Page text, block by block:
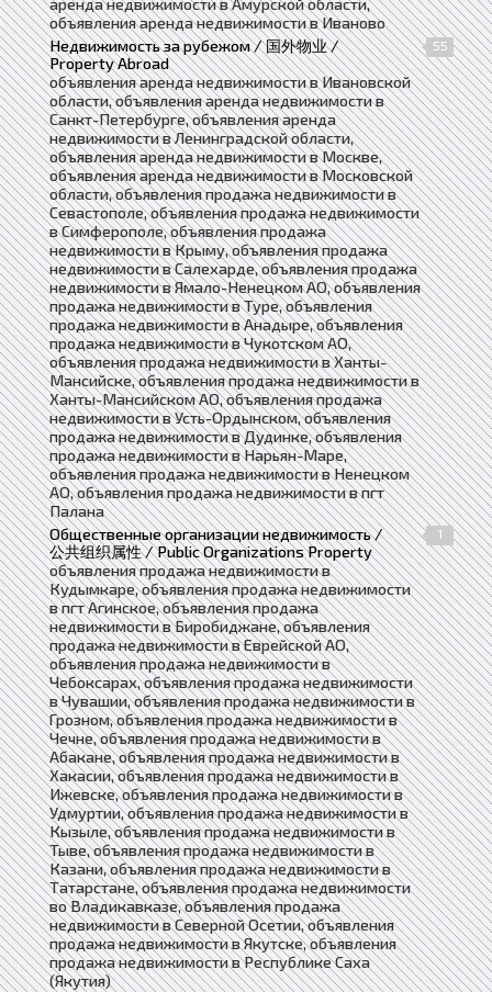
объявления аренда недвижимости в Иваново
Недвижимость за рубежом / 国外物业 /
Property Abroad
55
объявления аренда недвижимости в Ивановской
области, объявления аренда недвижимости в
Санкт-Петербурге, объявления аренда
недвижимости в Ленинградской области,
объявления аренда недвижимости в Москве,
объявления аренда недвижимости в Московской
области, объявления продажа недвижимости в
Севастополе, объявления продажа недвижимости
в Симферополе, объявления продажа
недвижимости в Крыму, объявления продажа
недвижимости в Салехарде, объявления продажа
недвижимости в Ямало-Ненецком АО, объявления
продажа недвижимости в Туре, объявления
продажа недвижимости в Анадыре, объявления
продажа недвижимости в Чукотском АО,
объявления продажа недвижимости в Ханты-
Мансийске, объявления продажа недвижимости в
Ханты-Мансийском АО, объявления продажа
недвижимости в Усть-Ордынском, объявления
продажа недвижимости в Дудинке, объявления
продажа недвижимости в Нарьян-Маре,
объявления продажа недвижимости в Ненецком
АО, объявления продажа недвижимости в пгт
Палана
Общественные организации недвижимость /
公共组织属性 / Public Organizations Property
1
объявления продажа недвижимости в
Кудымкаре, объявления продажа недвижимости
в пгт Агинское, объявления продажа
недвижимости в Биробиджане, объявления
продажа недвижимости в Еврейской АО,
объявления продажа недвижимости в
Чебоксарах, объявления продажа недвижимости
в Чувашии, объявления продажа недвижимости в
Грозном, объявления продажа недвижимости в
Чечне, объявления продажа недвижимости в
Абакане, объявления продажа недвижимости в
Хакасии, объявления продажа недвижимости в
Ижевске, объявления продажа недвижимости в
Удмуртии, объявления продажа недвижимости в
Кызыле, объявления продажа недвижимости в
Тыве, объявления продажа недвижимости в
Казани, объявления продажа недвижимости в
Татарстане, объявления продажа недвижимости
во Владикавказе, объявления продажа
недвижимости в Северной Осетии, объявления
продажа недвижимости в Якутске, объявления
продажа недвижимости в Республике Саха
(Якутия)